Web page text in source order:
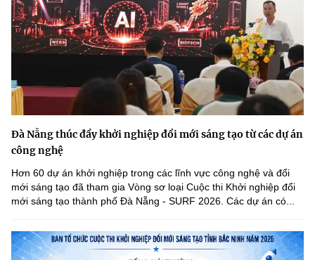
Đà Nẵng thúc đẩy khởi nghiệp đổi mới sáng tạo từ các dự án
công nghệ
Hơn 60 dự án khởi nghiệp trong các lĩnh vực công nghệ và đổi
mới sáng tạo đã tham gia Vòng sơ loại Cuộc thi Khởi nghiệp đổi
mới sáng tạo thành phố Đà Nẵng - SURF 2026. Các dự án có...